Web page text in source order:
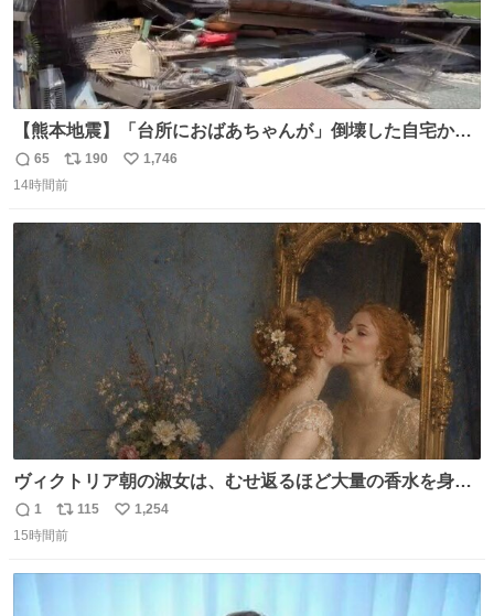
【熊本地震】「台所におばあちゃんが」倒壊した自宅から
孫が救出 地震発生時、台所で夕食の準備をしていた祖母の
「助けて」という声。祖母を背負い、助け出した孫が「命
返
信
65
リ
ポ
ト
190
い
1,746
14時間前
ヴィクトリア朝の淑女は、むせ返るほど大量の香水を身に
つけるものではないとされていた。それでも香水は、髪や
肌の手入れと同じくらい、ヴィクトリア朝の女性達の美容
が知る香水よりも単純な組成で、その大部分は薔薇、菫、
返
信
1
リ
ポ
115
い
1,254
15時間前